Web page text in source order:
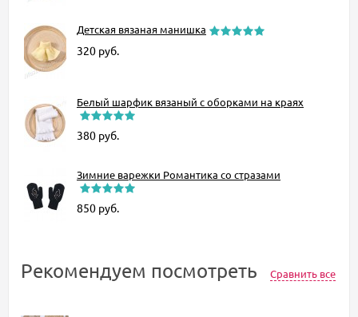
Детская вязаная манишка
320 руб.
Белый шарфик вязаный с оборками на краях
380 руб.
Зимние варежки Романтика со стразами
850 руб.
Рекомендуем посмотреть Сравнить все